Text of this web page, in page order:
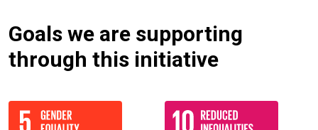
Goals we are supporting
through this initiative